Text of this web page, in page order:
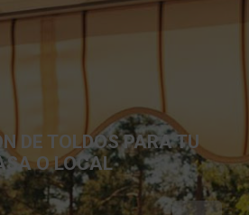
DE TOLDOS PARA TU
O LOCAL